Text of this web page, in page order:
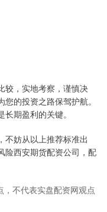
较，实地考察，谨慎决
的投资之路保驾护航。
期盈利的关键。
不妨从以上推荐标准出
险西安期货配资公司，配
，不代表实盘配资网观点